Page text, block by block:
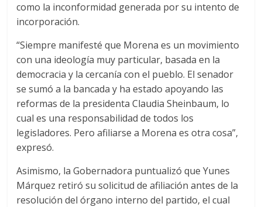
como la inconformidad generada por su intento de
incorporación.
“Siempre manifesté que Morena es un movimiento
con una ideología muy particular, basada en la
democracia y la cercanía con el pueblo. El senador
se sumó a la bancada y ha estado apoyando las
reformas de la presidenta Claudia Sheinbaum, lo
cual es una responsabilidad de todos los
legisladores. Pero afiliarse a Morena es otra cosa”,
expresó.
Asimismo, la Gobernadora puntualizó que Yunes
Márquez retiró su solicitud de afiliación antes de la
resolución del órgano interno del partido, el cual